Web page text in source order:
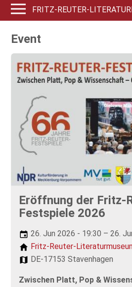
FRITZ-REUTER-
Event
Eröffnung der Fritz-
Festspiele 2026
26. Jun 2026 - 19:30 – 26.
Fritz-Reuter-
DE-17153 Stavenhagen
Zwischen Platt, Pop &